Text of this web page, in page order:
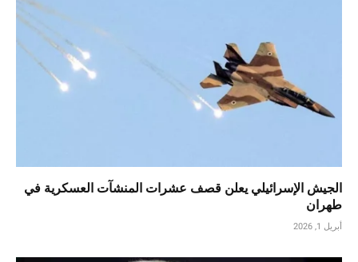
الجيش الإسرائيلي يعلن قصف عشرات المنشآت العسكرية في
طهران
أبريل 1, 2026